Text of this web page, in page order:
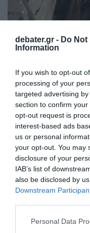
debater.gr - Do Not
Information
If you wish to opt-out
processing of your
targeted advertising
section to confirm
opt-out request is
interest-based ads
us or personal
your opt-out. You may
disclosure of your
IAB’s list of
also be disclosed by
Downstream
Please note that this
Personal Data
Τα ερωτήματα
Gate που ζητούν
της λάθη
Αποστασιοποιείται
κατηγορούμενους
16.12.2022 - 08:48